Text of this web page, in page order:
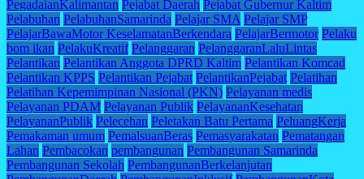
PegadaianKalimantan Pejabat Daerah Pejabat Gubernur Kaltim
Pelabuhan PelabuhanSamarinda Pelajar SMA Pelajar SMP
PelajarBawaMotor KeselamatanBerkendara PelajarBermotor Pelaku
bom ikan PelakuKreatif Pelanggaran PelanggaranLaluLintas
Pelantikan Pelantikan Anggota DPRD Kaltim Pelantikan Komcad
Pelantikan KPPS Pelantikan Pejabat PelantikanPejabat Pelatihan
Pelatihan Kepemimpinan Nasional (PKN) Pelayanan medis
Pelayanan PDAM Pelayanan Publik PelayananKesehatan
PelayananPublik Pelecehan Peletakan Batu Pertama PeluangKerja
Pemakaman umum PemalsuanBeras Pemasyarakatan Pematangan
Lahan Pembacokan pembangunan Pembangunan Samarinda
Pembangunan Sekolah PembangunanBerkelanjutan